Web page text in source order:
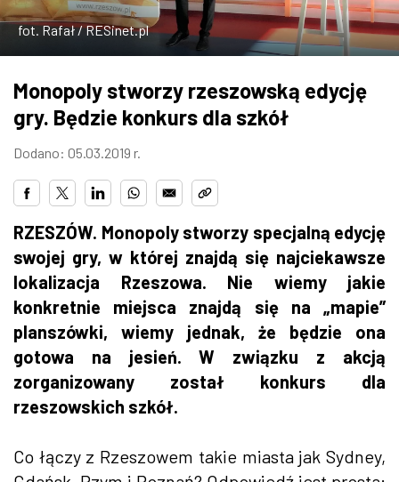
ZDJĘCIA
W RZESZOWIE
fot. Rafał / RESinet.pl
Monopoly stworzy rzeszowską edycję
gry. Będzie konkurs dla szkół
Dodano: 05.03.2019 r.
RZESZÓW. Monopoly stworzy specjalną edycję
swojej gry, w której znajdą się najciekawsze
lokalizacja Rzeszowa. Nie wiemy jakie
konkretnie miejsca znajdą się na „mapie”
planszówki, wiemy jednak, że będzie ona
gotowa na jesień. W związku z akcją
zorganizowany został konkurs dla
rzeszowskich szkół.
Co łączy z Rzeszowem takie miasta jak Sydney,